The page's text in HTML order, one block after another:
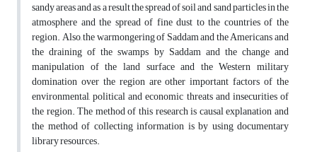
sandy areas and as a result the spread of soil and sand particles in the
atmosphere and the spread of fine dust to the countries of the
region. Also, the warmongering of Saddam and the Americans and
the draining of the swamps by Saddam and the change and
manipulation of the land surface and the Western military
domination over the region are other important factors of the
environmental, political and economic threats and insecurities of
the region. The method of this research is causal explanation and
the method of collecting information is by using documentary
library resources.